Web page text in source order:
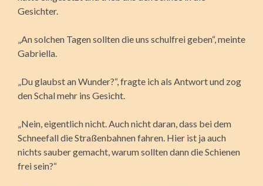
Gesichter.
„An solchen Tagen sollten die uns schulfrei geben“, meinte
Gabriella.
„Du glaubst an Wunder?“, fragte ich als Antwort und zog
den Schal mehr ins Gesicht.
„Nein, eigentlich nicht. Auch nicht daran, dass bei dem
Schneefall die Straßenbahnen fahren. Hier ist ja auch
nichts sauber gemacht, warum sollten dann die Schienen
frei sein?“